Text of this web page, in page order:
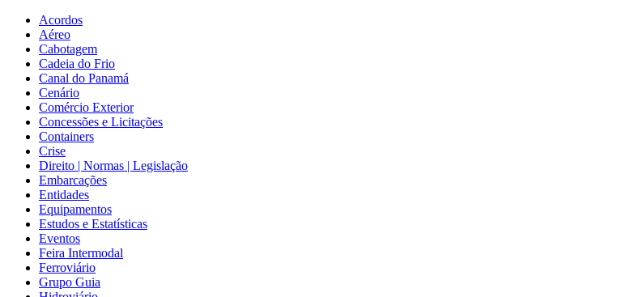
Acordos
Aéreo
Cabotagem
Cadeia do Frio
Canal do Panamá
Cenário
Comércio Exterior
Concessões e Licitações
Containers
Crise
Direito | Normas | Legislação
Embarcações
Entidades
Equipamentos
Estudos e Estatísticas
Eventos
Feira Intermodal
Ferroviário
Grupo Guia